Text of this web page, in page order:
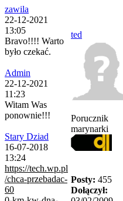
zawila
22-12-2021
13:05
Bravo!!!! Warto
było czekać.
Admin
22-12-2021
11:23
Witam Was
ponownie!!!
Stary Dziad
16-07-2018
13:24
https://tech.wp.pl
/chca-przebadac-
60
ted
Porucznik
marynarki
Posty: 455
Dołączył: